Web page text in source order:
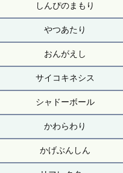
しんぴのまもり
やつあたり
おんがえし
サイコキネシス
シャドーボール
かわらわり
かげぶんしん